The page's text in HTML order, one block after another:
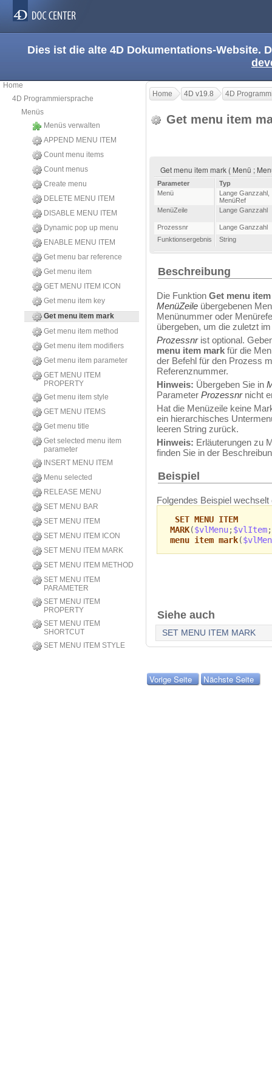
Dies ist die alte 4D Dokumentations-Website.
Home
4D Programmiersprache
Menüs
Menüs verwalten
APPEND MENU ITEM
Count menu items
Count menus
Create menu
DELETE MENU ITEM
DISABLE MENU ITEM
Dynamic pop up menu
ENABLE MENU ITEM
Get menu bar reference
Get menu item
GET MENU ITEM ICON
Get menu item key
Get menu item mark
Get menu item method
Get menu item modifiers
Get menu item parameter
GET MENU ITEM
PROPERTY
Get menu item style
GET MENU ITEMS
Get menu title
Get selected menu item
parameter
INSERT MENU ITEM
Menu selected
RELEASE MENU
SET MENU BAR
SET MENU ITEM
SET MENU ITEM ICON
SET MENU ITEM MARK
SET MENU ITEM METHOD
SET MENU ITEM
PARAMETER
SET MENU ITEM
PROPERTY
SET MENU ITEM
SHORTCUT
SET MENU ITEM STYLE
Home 4D v19.8 4D
Get menu item
Get menu item mark ( Menü ;
Parameter
Typ
Menü
Lange Ganzzahl
MenüRef
MenüZeile
Lange Ganzzahl
Prozessnr
Lange Ganzzahl
Funktionsergebnis
String
Beschreibung
Die Funktion Get menu
MenüZeile übergebenen
Menünummer oder
übergeben, um die zuletzt
Prozessnrist optional.
menu item mark für die
der Befehl für den Prozess
Referenznummer.
Hinweis: Übergeben Sie in
Parameter Prozessnr nicht
Hat die Menüzeile keine
ein hierarchisches
leeren String zurück.
Hinweis: Erläuterungen zu
finden Sie in der
Beispiel
Folgendes Beispiel
SET MENU ITEM
MARK($vlMenu;$vlItem;
menu item mark(
Siehe auch
SET MENU ITEM MARK
Vorige Seite Nächste Seite